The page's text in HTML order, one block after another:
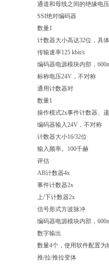
通道和母线之间的绝缘电
SSI绝对编码器
数量1
计数器大小高达32位，具
传输速率125 kbit/s
编码器电源模块内部，
标称电压24V，不对称
通用计数器对
数量1
操作模式2x事件计数器、
编码器输入24V，不对称
计数器大小16/32位
输入频率。100千赫
评估
AB计数器4x
事件计数器2x
上/下计数器2x
信号形式方波脉冲
编码器电源模块内部，
数字输出
数量4个，使用软件配置为
推/拉/推拉变体